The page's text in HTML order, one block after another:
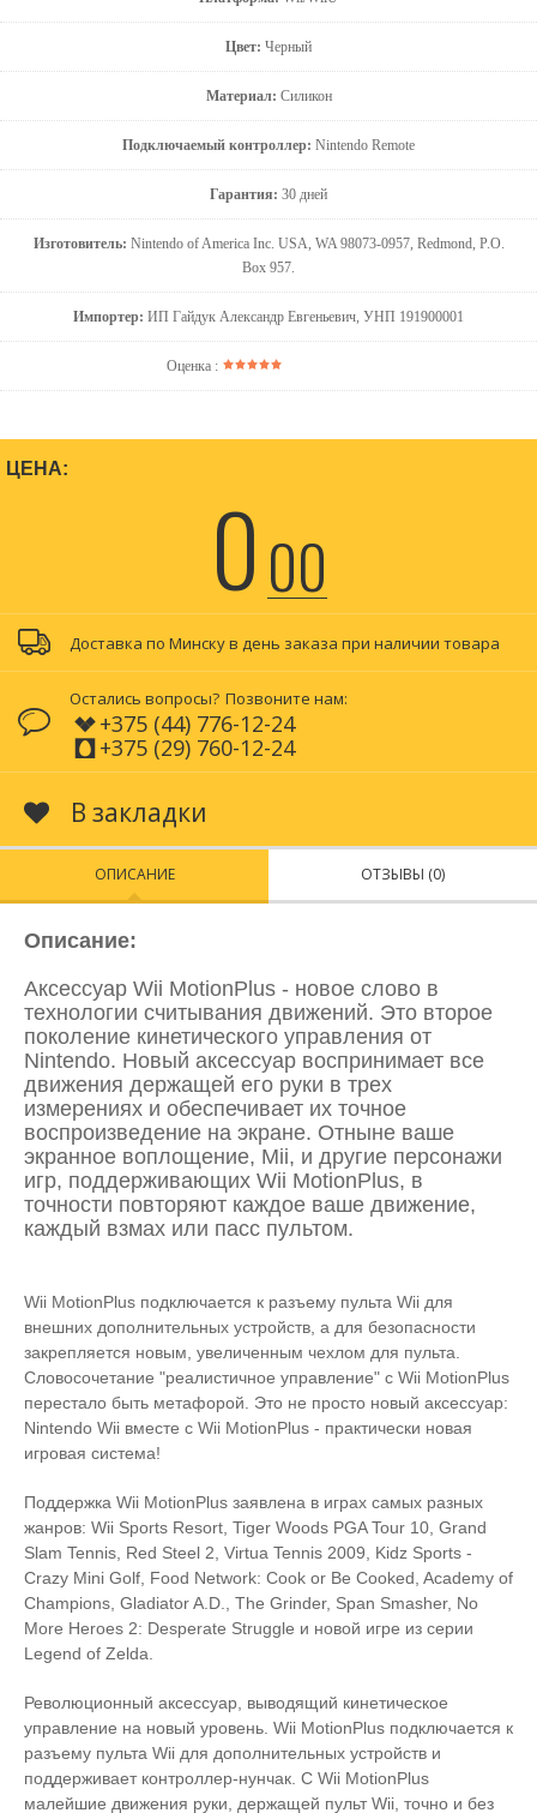
Цвет: Черный
Материал: Силикон
Подключаемый контроллер: Nintendo Remote
Гарантия: 30 дней
Изготовитель: Nintendo of America Inc. USA, WA 98073-0957, Redmond, P.O.
Box 957.
Импортер: ИП Гайдук Александр Евгеньевич, УНП 191900001
Оценка :
ЦЕНА:
000
Доставка по Минску в день заказа при наличии товара
Остались вопросы? Позвоните нам:
+375 (44) 776-12-24
+375 (29) 760-12-24
В закладки
ОПИСАНИЕ ОТЗЫВЫ (0)
Описание:
Аксессуар Wii MotionPlus - новое слово в
технологии считывания движений. Это второе
поколение кинетического управления от
Nintendo. Новый аксессуар воспринимает все
движения держащей его руки в трех
измерениях и обеспечивает их точное
воспроизведение на экране. Отныне ваше
экранное воплощение, Mii, и другие персонажи
игр, поддерживающих Wii MotionPlus, в
точности повторяют каждое ваше движение,
каждый взмах или пасс пультом.
Wii MotionPlus подключается к разъему пульта Wii для
внешних дополнительных устройств, а для безопасности
закрепляется новым, увеличенным чехлом для пульта.
Словосочетание "реалистичное управление" с Wii MotionPlus
перестало быть метафорой. Это не просто новый аксессуар:
Nintendo Wii вместе с Wii MotionPlus - практически новая
игровая система!
Поддержка Wii MotionPlus заявлена в играх самых разных
жанров: Wii Sports Resort, Tiger Woods PGA Tour 10, Grand
Slam Tennis, Red Steel 2, Virtua Tennis 2009, Kidz Sports -
Crazy Mini Golf, Food Network: Cook or Be Cooked, Academy of
Champions, Gladiator A.D., The Grinder, Span Smasher, No
More Heroes 2: Desperate Struggle и новой игре из серии
Legend of Zelda.
Революционный аксессуар, выводящий кинетическое
управление на новый уровень. Wii MotionPlus подключается к
разъему пульта Wii для дополнительных устройств и
поддерживает контроллер-нунчак. С Wii MotionPlus
малейшие движения руки, держащей пульт Wii, точно и без